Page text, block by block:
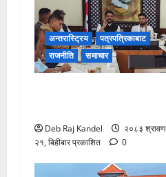
अन्तरास्ट्रिय
पत्रपत्रिकाबाट
राजनीति
समाचार
Deb Raj Kandel
२०८३ श्रावण
२१, बिहीबार प्रकाशित
0